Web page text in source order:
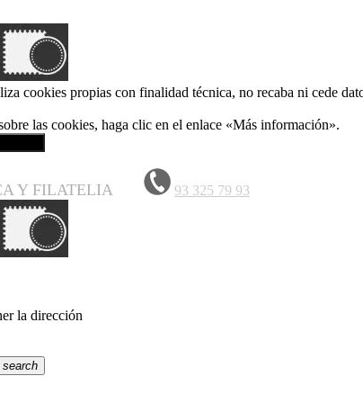
cookies propias con finalidad técnica, no recaba ni cede
las cookies, haga clic en el enlace «Más información».
Y FILATELIA 93 325 79 93
la dirección
search